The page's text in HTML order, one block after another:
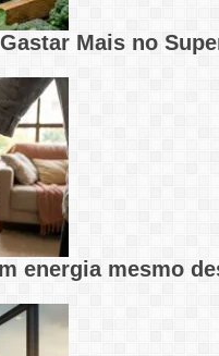
Mais no
energia mesmo